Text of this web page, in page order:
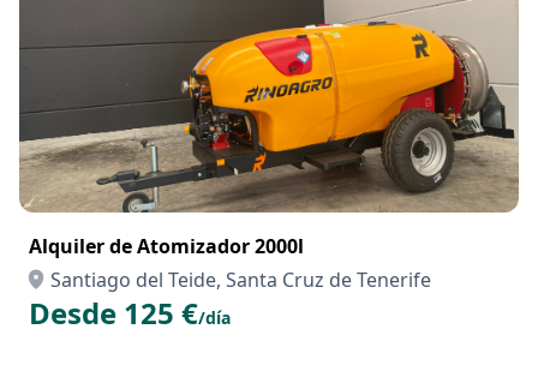
Alquiler de Atomizador 2000l
Santiago del Teide, Santa Cruz de Tenerife
Desde 125 €/día